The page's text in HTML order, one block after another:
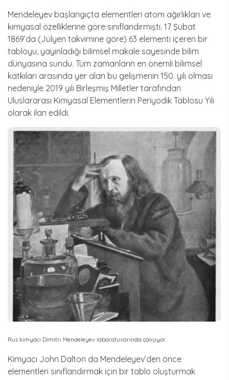
Mendeleyev başlangıçta elementleri atom ağırlıkları ve
kimyasal özelliklerine göre sınıflandırmıştı. 17 Şubat
1869’da (Jülyen takvimine göre) 63 elementi içeren bir
tabloyu, yayınladığı bilimsel makale sayesinde bilim
dünyasına sundu. Tüm zamanların en önemli bilimsel
katkıları arasında yer alan bu gelişmenin 150. yılı olması
nedeniyle 2019 yılı Birleşmiş Milletler tarafından
Uluslararası Kimyasal Elementlerin Periyodik Tablosu Yılı
olarak ilan edildi.
Rus kimyacı Dimitri Mendeleyev laboratuvarında çalışıyor.
Kimyacı John Dalton da Mendeleyev’den önce
elementleri sınıflandırmak için bir tablo oluşturmak